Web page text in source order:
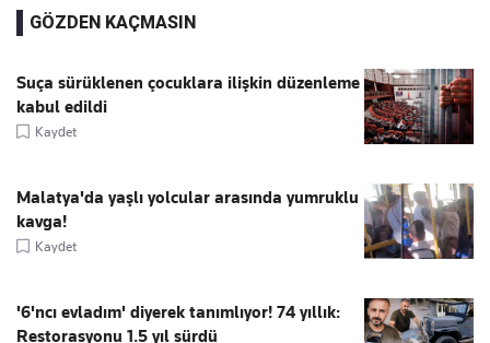
GÖZDEN KAÇMASIN
Suça sürüklenen çocuklara ilişkin düzenleme
kabul edildi
Kaydet
Malatya'da yaşlı yolcular arasında yumruklu
kavga!
Kaydet
'6'ncı evladım' diyerek tanımlıyor! 74 yıllık:
Restorasyonu 1.5 yıl sürdü